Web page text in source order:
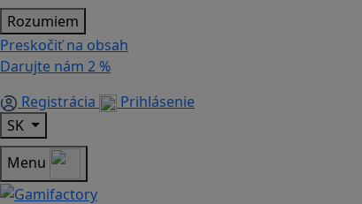
Rozumiem
Preskočiť na obsah
Darujte nám 2 %
Registrácia
Prihlásenie
SK
Menu